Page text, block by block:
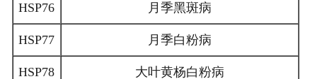
HSP76 月季黑斑病
HSP77 月季白粉病
HSP78 大叶黄杨白粉病